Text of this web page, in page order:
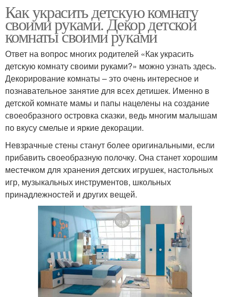
Как украсить детскую комнату
своими руками. Декор детской
комнаты своими руками
Ответ на вопрос многих родителей «Как украсить
детскую комнату своими руками?» можно узнать здесь.
Декорирование комнаты – это очень интересное и
познавательное занятие для всех детишек. Именно в
детской комнате мамы и папы нацелены на создание
своеобразного островка сказки, ведь многим малышам
по вкусу смелые и яркие декорации.
Невзрачные стены станут более оригинальными, если
прибавить своеобразную полочку. Она станет хорошим
местечком для хранения детских игрушек, настольных
игр, музыкальных инструментов, школьных
принадлежностей и других вещей.